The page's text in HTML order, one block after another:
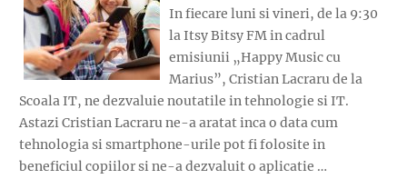
In fiecare luni si vineri, de la 9:30
la Itsy Bitsy FM in cadrul
emisiunii „Happy Music cu
Marius”, Cristian Lacraru de la
Scoala IT, ne dezvaluie noutatile in tehnologie si IT.
Astazi Cristian Lacraru ne-a aratat inca o data cum
tehnologia si smartphone-urile pot fi folosite in
beneficiul copiilor si ne-a dezvaluit o aplicatie …